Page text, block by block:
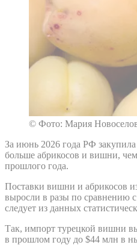
© Фото: Мария
За июнь 2026 года РФ
больше абрикосов и вишни,
прошлого года.
Поставки вишни и абрикосов
выросли в разы по сравнению
следует из данных
Так, импорт турецкой вишни
в прошлом году до $44 млн в